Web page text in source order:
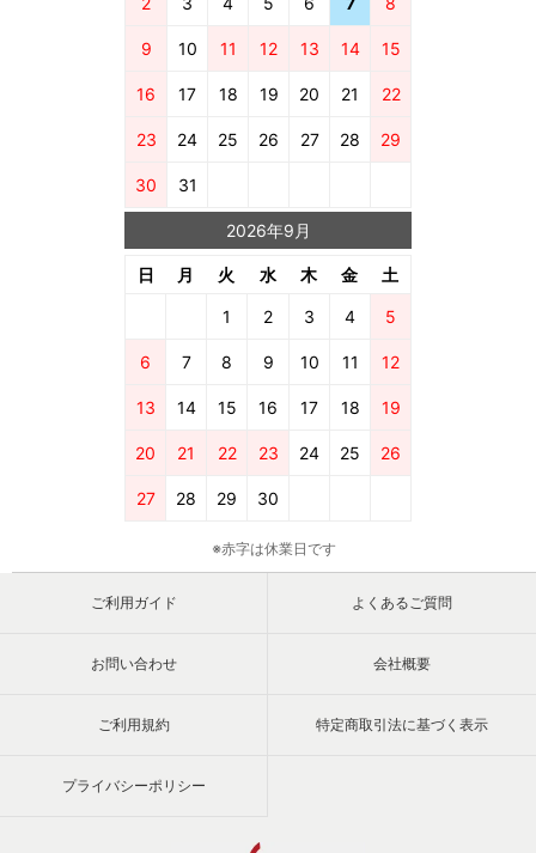
9 10 11 12 13 14 15
16 17 18 19 20 21 22
23 24 25 26 27 28 29
30 31
2026年9月
日 月 火 水 木 金 土
1 2 3 4 5
6 7 8 9 10 11 12
13 14 15 16 17 18 19
20 21 22 23 24 25 26
27 28 29 30
※赤字は休業日です
ご利用ガイド よくあるご質問
お問い合わせ 会社概要
ご利用規約 特定商取引法に基づく表示
プライバシーポリシー